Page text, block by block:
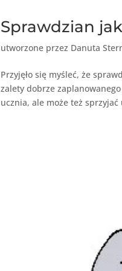
Sprawdzian
utworzone przez Danuta
Przyjęło się myśleć, że
zalety dobrze
ucznia, ale może też sprzyjać